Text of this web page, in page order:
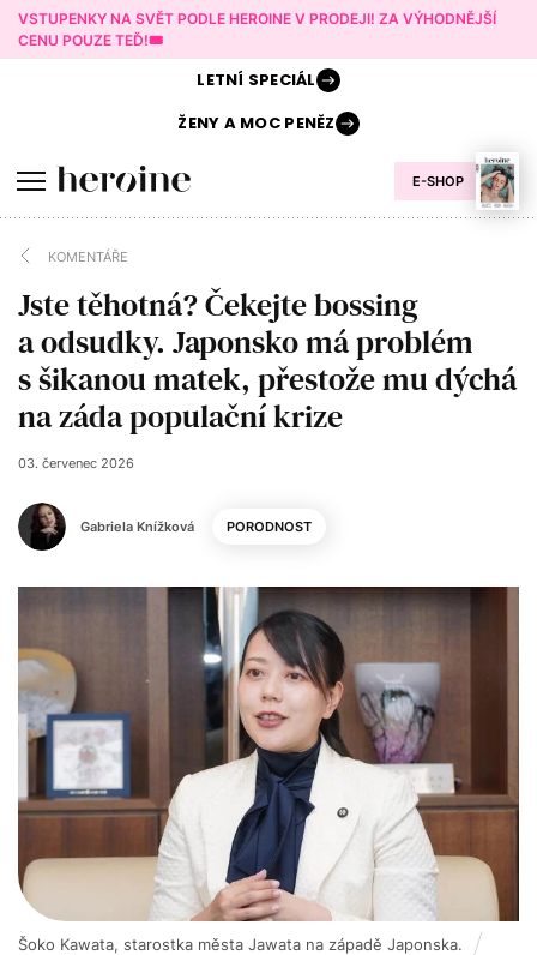
VSTUPENKY NA SVĚT PODLE HEROINE V PRODEJI! ZA VÝHODNĚJŠÍ
CENU POUZE TEĎ!🎟️
E-SHOP
LETNÍ SPECIÁL
ŽENY AMOC PENĚZ
KOMENTÁŘE
Jste těhotná? Čekejte bossing
a odsudky. Japonsko má problém
s šikanou matek, přestože mu dýchá
na záda populační krize
Gabriela Knížková
03. červenec 2026
PORODNOST
Šoko Kawata, starostka města Jawata na západě Japonska.